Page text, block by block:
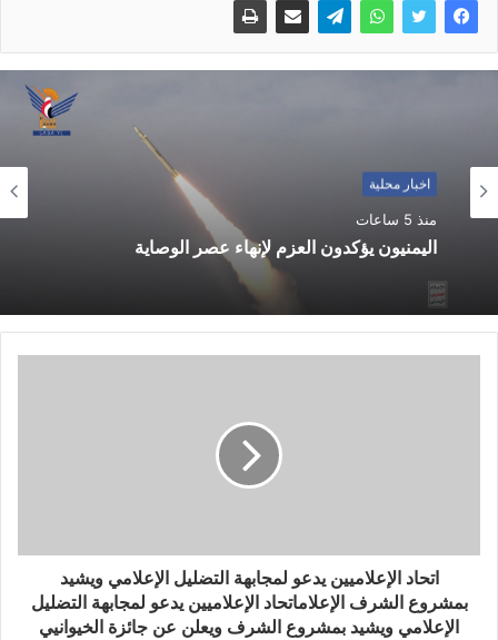
اخبار محلية
منذ 5 ساعات
اليمنيون يؤكدون العزم لإنهاء عصر الوصاية
اتحاد الإعلاميين يدعو لمجابهة التضليل الإعلامي ويشيد
بمشروع الشرف الإعلاماتحاد الإعلاميين يدعو لمجابهة التضليل
الإعلامي ويشيد بمشروع الشرف ويعلن عن جائزة الخيوانيي